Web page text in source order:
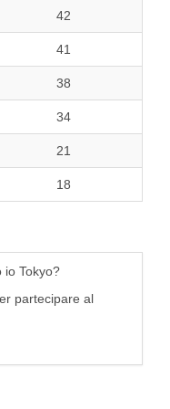
42
41
38
34
21
18
io Tokyo?
partecipare al